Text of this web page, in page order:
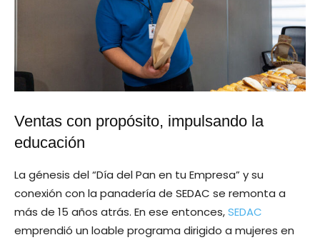
Ventas con propósito, impulsando la
educación
La génesis del “Día del Pan en tu Empresa” y su
conexión con la panadería de SEDAC se remonta a
más de 15 años atrás. En ese entonces,SEDAC
emprendió un loable programa dirigido a mujeres en